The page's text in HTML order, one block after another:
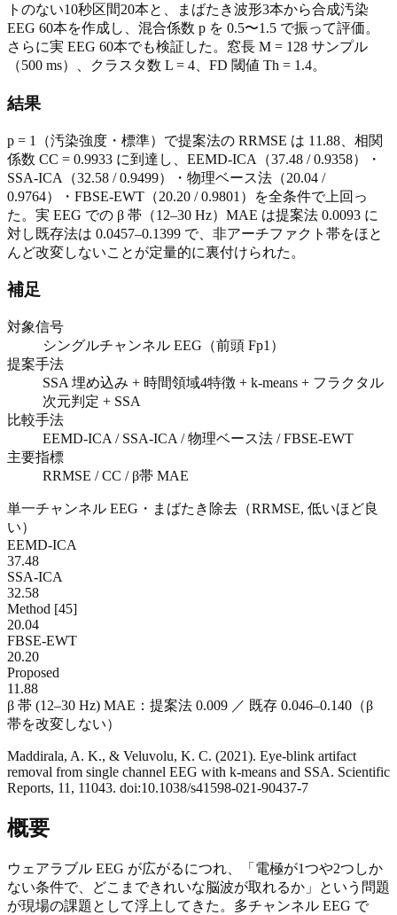
トのない10秒区間20本と、まばたき波形3本から合成汚染
EEG 60本を作成し、混合係数 p を 0.5〜1.5 で振って評価。
さらに実 EEG 60本でも検証した。窓長 M = 128 サンプル
（500 ms）、クラスタ数 L = 4、FD 閾値 Th = 1.4。
結果
p = 1（汚染強度・標準）で提案法の RRMSE は 11.88、相関
係数 CC = 0.9933 に到達し、EEMD-ICA（37.48 / 0.9358）・
SSA-ICA（32.58 / 0.9499）・物理ベース法（20.04 /
0.9764）・FBSE-EWT（20.20 / 0.9801）を全条件で上回っ
た。実 EEG での β 帯（12–30 Hz）MAE は提案法 0.0093 に
対し既存法は 0.0457–0.1399 で、非アーチファクト帯をほと
んど改変しないことが定量的に裏付けられた。
補足
対象信号
シングルチャンネル EEG（前頭 Fp1）
提案手法
SSA 埋め込み + 時間領域4特徴 + k-means + フラクタル
次元判定 + SSA
比較手法
EEMD-ICA / SSA-ICA / 物理ベース法 / FBSE-EWT
主要指標
RRMSE / CC / β帯 MAE
単一チャンネル EEG・まばたき除去（RRMSE, 低いほど良
い）
EEMD-ICA
37.48
SSA-ICA
32.58
Method [45]
20.04
FBSE-EWT
20.20
Proposed
11.88
β 帯 (12–30 Hz) MAE：提案法 0.009 ／ 既存 0.046–0.140（β
帯を改変しない）
Maddirala, A. K., & Veluvolu, K. C. (2021). Eye-blink artifact
removal from single channel EEG with k-means and SSA. Scientific
Reports, 11, 11043. doi:10.1038/s41598-021-90437-7
概要
ウェアラブル EEG が広がるにつれ、「電極が1つや2つしか
ない条件で、どこまできれいな脳波が取れるか」という問題
が現場の課題として浮上してきた。多チャンネル EEG で